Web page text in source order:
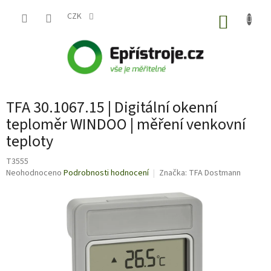
CZK
TFA 30.1067.15 | Digitální okenní
teploměr WINDOO | měření venkovní
teploty
T3555
Průměrné
Neohodnoceno Podrobnosti hodnocení Značka: TFA Dostmann